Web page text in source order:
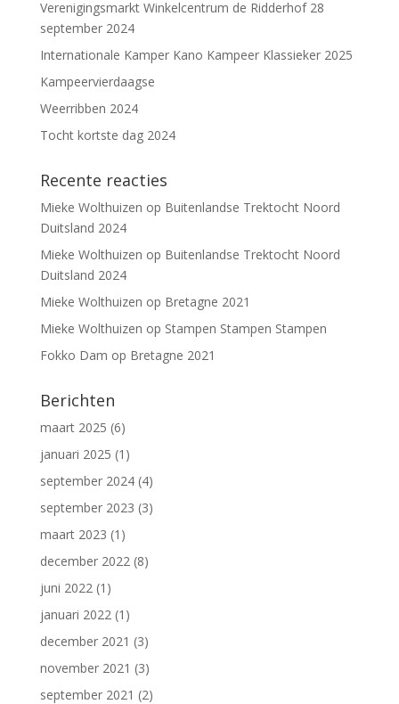
Verenigingsmarkt Winkelcentrum de Ridderhof 28
september 2024
Internationale Kamper Kano Kampeer Klassieker 2025
Kampeervierdaagse
Weerribben 2024
Tocht kortste dag 2024
Recente reacties
Mieke Wolthuizen op Buitenlandse Trektocht Noord
Duitsland 2024
Mieke Wolthuizen op Buitenlandse Trektocht Noord
Duitsland 2024
Mieke Wolthuizen op Bretagne 2021
Mieke Wolthuizen op Stampen Stampen Stampen
Fokko Dam op Bretagne 2021
Berichten
maart 2025 (6)
januari 2025 (1)
september 2024(4)
september 2023 (3)
maart 2023 (1)
december 2022(8)
juni 2022(1)
januari 2022(1)
december 2021 (3)
november 2021 (3)
september 2021 (2)